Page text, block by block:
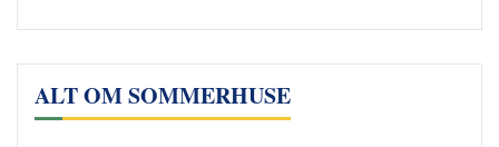
ALT OM SOMMERHUSE